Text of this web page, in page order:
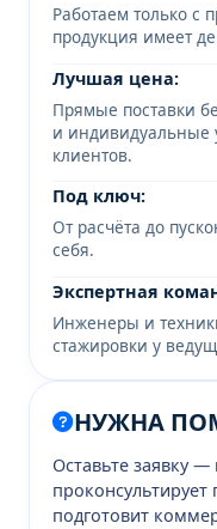
Работаем только с
продукция имеет
Лучшая цена:
Прямые поставки
и индивидуальные
клиентов.
Под ключ:
От расчёта до
себя.
Экспертная
Инженеры и
стажировки у
НУЖНА
Оставьте заявку
подготовит